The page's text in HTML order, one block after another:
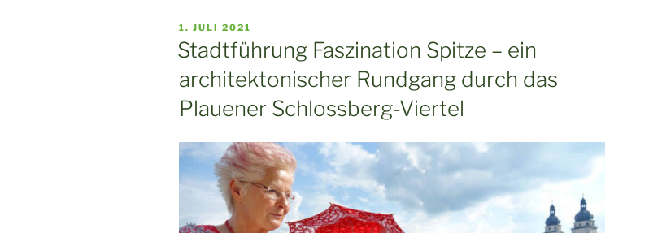
VERÖFFENTLICHT
AM
1. JULI 2021
Stadtführung Faszination Spitze – ein
architektonischer Rundgang durch das
Plauener Schlossberg-Viertel